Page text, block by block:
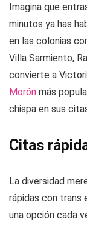
Imagina que
minutos ya has
en las colonias
Villa Sarmiento,
convierte a
Morón más
chispa en sus
Citas
La diversidad
rápidas con trans
una opción cada